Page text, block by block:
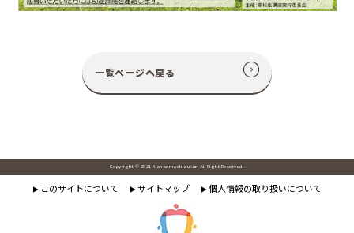
一覧ページへ戻る
Copyright © 2021 Kanaemachizukuri All Right Reserved.
▶ このサイトについて ▶ サイトマップ ▶ 個人情報の取り扱いについて